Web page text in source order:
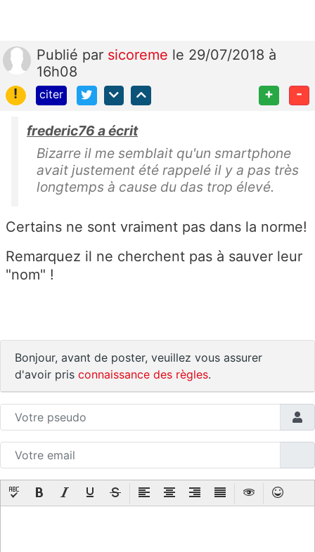
Publié par sicoreme le 29/07/2018 à
16h08
!
citer + -
frederic76 a écrit
Bizarre il me semblait qu'un smartphone
avait justement été rappelé il y a pas très
longtemps à cause du das trop élevé.
Certains ne sont vraiment pas dans la norme!
Remarquez il ne cherchent pas à sauver leur
"nom" !
Bonjour, avant de poster, veuillez vous assurer
d'avoir pris connaissance des règles.